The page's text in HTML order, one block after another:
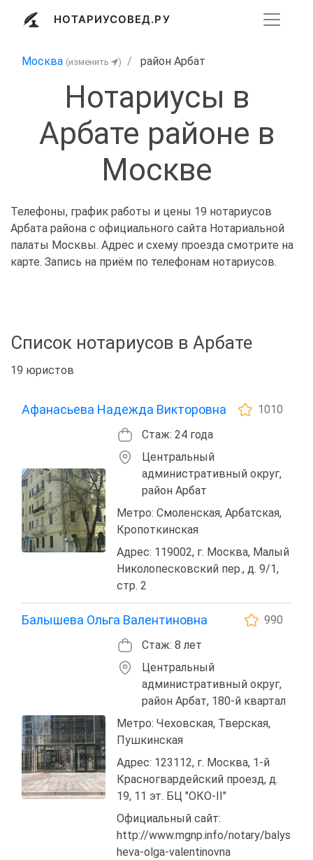
НОТАРИУСОВЕД.РУ
Москва (изменить ) район Арбат
Нотариусы в
Арбате районе в
Москве
Телефоны, график работы и цены 19 нотариусов
Арбата района с официального сайта Нотариальной
палаты Москвы. Адрес и схему проезда смотрите на
карте. Запись на приём по телефонам нотариусов.
Список нотариусов в Арбате
19 юристов
Афанасьева Надежда Викторовна
1010
Стаж: 24 года
Центральный
административный округ,
район Арбат
Метро: Смоленская, Арбатская,
Кропоткинская
Адрес: 119002, г. Москва, Малый
Николопесковский пер., д. 9/1,
стр. 2
Балышева Ольга Валентиновна
990
Стаж: 8 лет
Центральный
административный округ,
район Арбат, 180-й квартал
Метро: Чеховская, Тверская,
Пушкинская
Адрес: 123112, г. Москва, 1-й
Красногвардейский проезд, д.
19, 11 эт. БЦ "ОКО-II"
Официальный сайт:
http://www.mgnp.info/notary/balys
heva-olga-valentinovna